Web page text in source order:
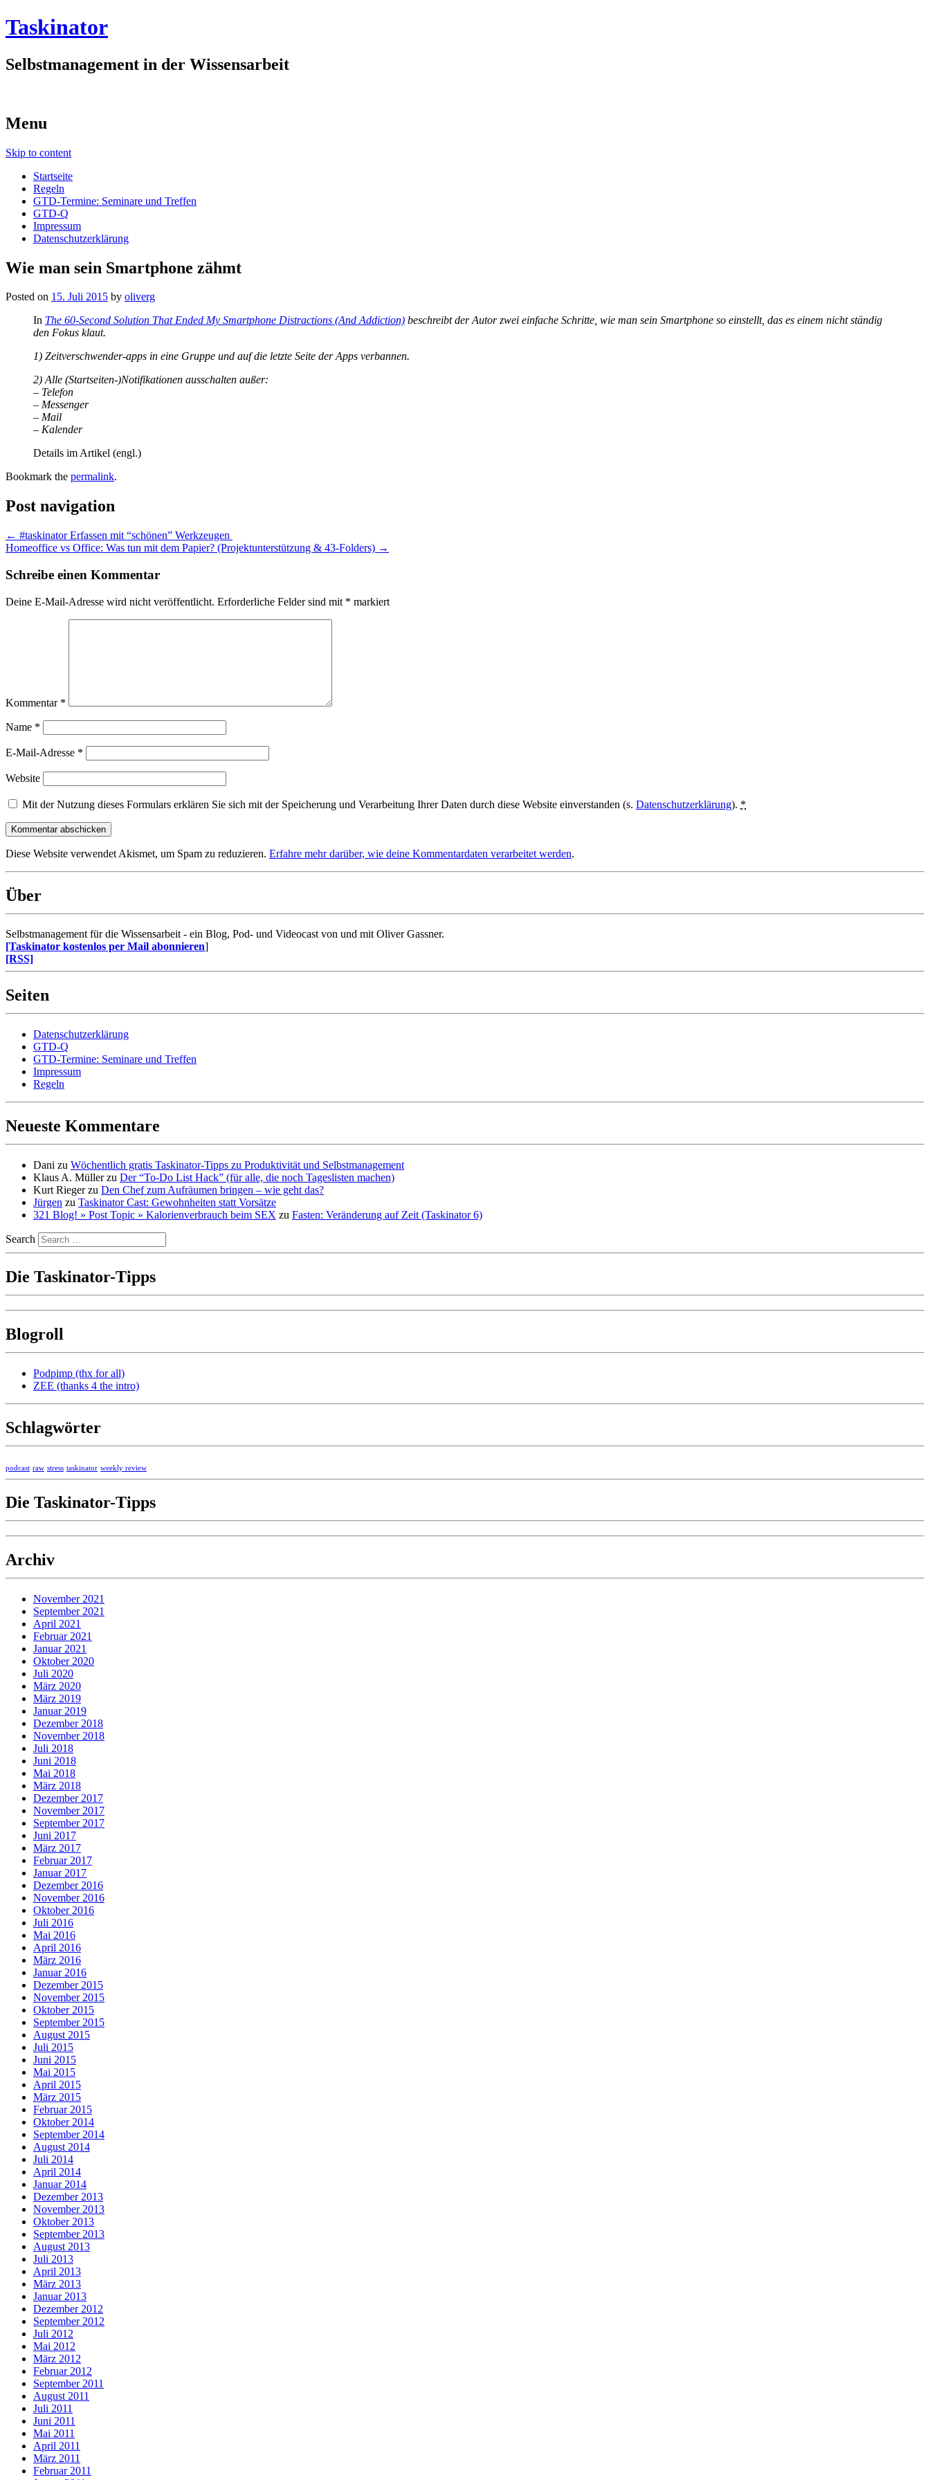
Taskinator
Selbstmanagement in der Wissensarbeit
Menu
Skip to content
Startseite
Regeln
GTD-Termine: Seminare und Treffen
GTD-Q
Impressum
Datenschutzerklärung
Wie man sein Smartphone zähmt
Posted on 15. Juli 2015 by oliverg
In The 60-Second Solution That Ended My Smartphone Distractions (And Addiction) beschreibt der Autor zwei einfache Schritte, wie man sein Smartphone so einstellt, das es einem nicht ständig
den Fokus klaut.
1) Zeitverschwender-apps in eine Gruppe und auf die letzte Seite der Apps verbannen.
2) Alle (Startseiten-)Notifikationen ausschalten außer:
– Telefon
– Messenger
– Mail
– Kalender
Details im Artikel (engl.)
Bookmark the permalink.
Post navigation
← #taskinator Erfassen mit “schönen” Werkzeugen
Homeoffice vs Office: Was tun mit dem Papier? (Projektunterstützung & 43-Folders) →
Schreibe einen Kommentar
Deine E-Mail-Adresse wird nicht veröffentlicht. Erforderliche Felder sind mit * markiert
Kommentar *
Name *
E-Mail-Adresse *
Website
Mit der Nutzung dieses Formulars erklären Sie sich mit der Speicherung und Verarbeitung Ihrer Daten durch diese Website einverstanden (s. Datenschutzerklärung). *
Diese Website verwendet Akismet, um Spam zu reduzieren. Erfahre mehr darüber, wie deine Kommentardaten verarbeitet werden.
Über
Selbstmanagement für die Wissensarbeit - ein Blog, Pod- und Videocast von und mit Oliver Gassner.
[Taskinator kostenlos per Mail abonnieren]
[RSS]
Seiten
Datenschutzerklärung
GTD-Q
GTD-Termine: Seminare und Treffen
Impressum
Regeln
Neueste Kommentare
Dani zu Wöchentlich gratis Taskinator-Tipps zu Produktivität und Selbstmanagement
Klaus A. Müllerzu Der “To-Do List Hack” (für alle, die noch Tageslisten machen)
Kurt Riegerzu Den Chef zum Aufräumen bringen – wie geht das?
Jürgen zu Taskinator Cast: Gewohnheiten statt Vorsätze
321 Blog! » Post Topic » Kalorienverbrauch beim SEX zu Fasten: Veränderung auf Zeit (Taskinator 6)
Search
Die Taskinator-Tipps
Blogroll
Podpimp (thx for all)
ZEE (thanks 4 the intro)
Schlagwörter
podcast raw stress taskinator weekly review
Die Taskinator-Tipps
Archiv
November 2021
September 2021
April 2021
Februar 2021
Januar 2021
Oktober 2020
Juli 2020
März 2020
März 2019
Januar 2019
Dezember 2018
November 2018
Juli 2018
Juni 2018
Mai 2018
März 2018
Dezember 2017
November 2017
September 2017
Juni 2017
März 2017
Februar 2017
Januar 2017
Dezember 2016
November 2016
Oktober 2016
Juli 2016
Mai 2016
April 2016
März 2016
Januar 2016
Dezember 2015
November 2015
Oktober 2015
September 2015
August 2015
Juli 2015
Juni 2015
Mai 2015
April 2015
März 2015
Februar 2015
Oktober 2014
September 2014
August 2014
Juli 2014
April 2014
Januar 2014
Dezember 2013
November 2013
Oktober 2013
September 2013
August 2013
Juli 2013
April 2013
März 2013
Januar 2013
Dezember 2012
September 2012
Juli 2012
Mai 2012
März 2012
Februar 2012
September 2011
August 2011
Juli 2011
Juni 2011
Mai 2011
April 2011
März 2011
Februar 2011